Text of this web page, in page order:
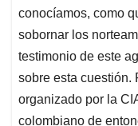
conocíamos, como
sobornar los
testimonio de este
sobre esta cuestión.
organizado por la
colombiano de